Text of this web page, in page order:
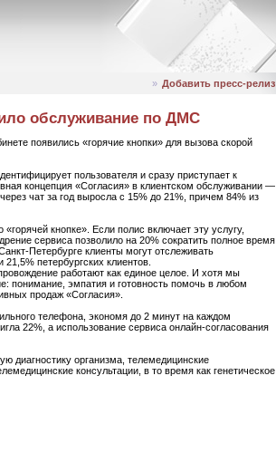
» Добавить пресс-релиз
обслуживание по ДМС
появились «горячие кнопки» для вызова скорой
пользователя и сразу приступает к
концепция «Согласия» в клиентском обслуживании —
чат за год выросла с 15% до 21%, причем 84% из
кнопке». Если полис включает эту услугу,
сервиса позволило на 20% сократить полное время
Петербурге клиенты могут отслеживать
петербургских клиентов.
работают как единое целое. И хотя мы
понимание, эмпатия и готовность помочь в любом
продаж «Согласия».
телефона, экономя до 2 минут на каждом
22%, а использование сервиса онлайн-согласования
диагностику организма, телемедицинские
консультации, в то время как генетическое